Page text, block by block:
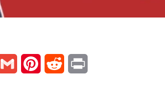
Gmail Pinterest Reddit